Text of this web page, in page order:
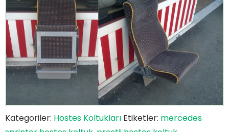
Kategoriler: Hostes Koltukları Etiketler: mercedes